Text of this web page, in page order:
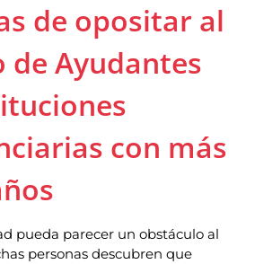
de opositar al
de Ayudantes
con más
pueda parecer un obstáculo al
personas descubren que